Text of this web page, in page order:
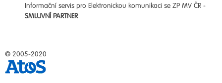
Informační servis pro Elektronickou komunikaci se ZP MV ČR -
SMLUVNÍ PARTNER
© 2005-2020